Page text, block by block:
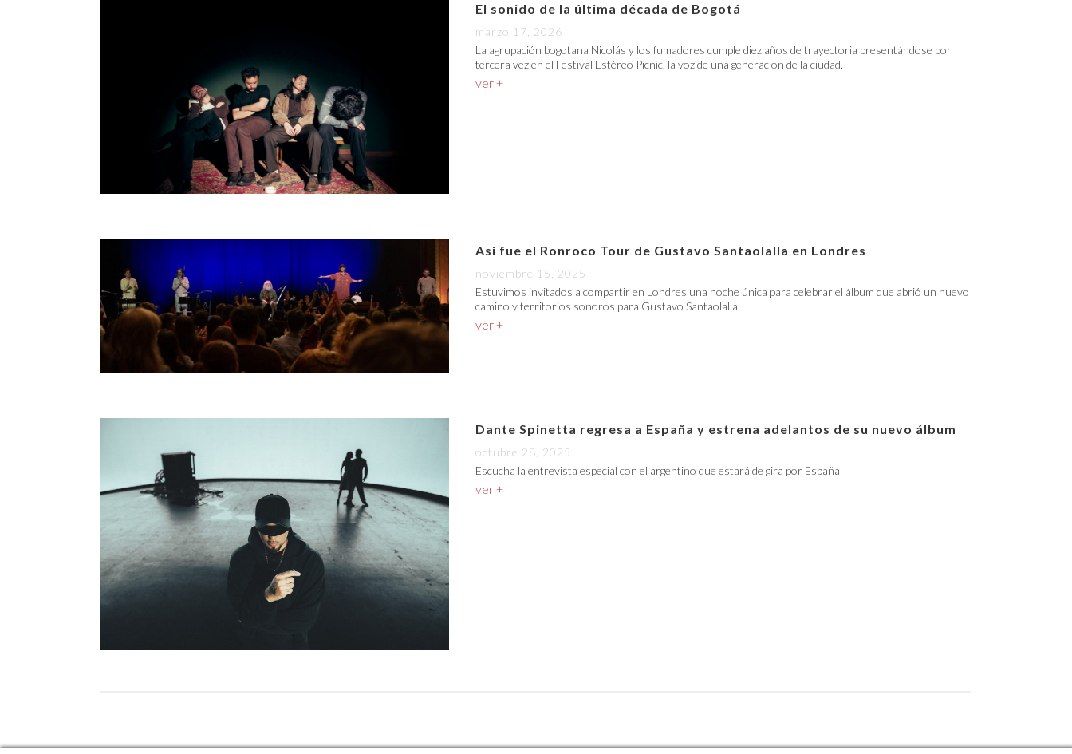
El sonido de la última década de Bogotá
marzo 17, 2026
La agrupación bogotana Nicolás y los fumadores cumple diez años de trayectoria presentándose por
tercera vez en el Festival Estéreo Picnic, la voz de una generación de la ciudad.
ver +
Asi fue el Ronroco Tour de Gustavo Santaolalla en Londres
noviembre 15, 2025
Estuvimos invitados a compartir en Londres una noche única para celebrar el álbum que abrió un nuevo
camino y territorios sonoros para Gustavo Santaolalla.
ver +
Dante Spinetta regresa a España y estrena adelantos de su nuevo álbum
octubre 28, 2025
Escucha la entrevista especial con el argentino que estará de gira por España
ver +